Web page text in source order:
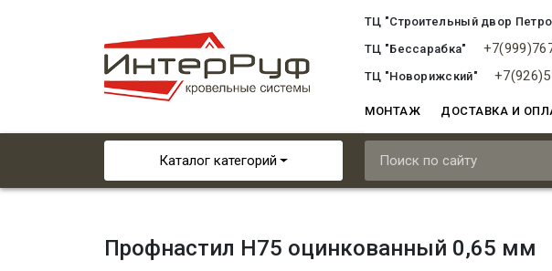
ТЦ "Строительный двор
ТЦ "Бессарабка"
ТЦ "Новорижский"
МОНТАЖ ДОСТАВКА И
Каталог категорий
Профнастил H75 оцинкованный 0,65 мм